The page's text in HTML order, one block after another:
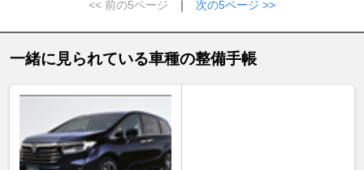
<< 前の5ページ ｜ 次の5ページ >>
一緒に見られている車種の整備手帳